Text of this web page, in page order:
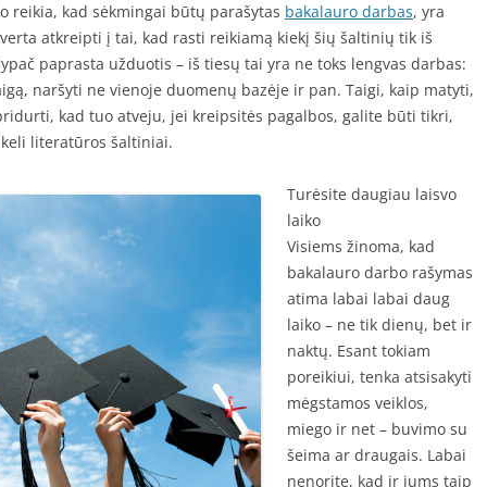
reikia, kad sėkmingai būtų parašytas bakalauro darbas, yra
atkreipti į tai, kad rasti reikiamą kiekį šių šaltinių tik iš
paprasta užduotis – iš tiesų tai yra ne toks lengvas darbas:
naršyti ne vienoje duomenų bazėje ir pan. Taigi, kaip matyti,
kad tuo atveju, jei kreipsitės pagalbos, galite būti tikri,
literatūros šaltiniai.
Turėsite daugiau laisvo
laiko
Visiems žinoma, kad
bakalauro darbo rašymas
atima labai labai daug
laiko – ne tik dienų, bet ir
naktų. Esant tokiam
poreikiui, tenka atsisakyti
mėgstamos veiklos,
miego ir net – buvimo su
šeima ar draugais. Labai
nenorite, kad ir jums taip